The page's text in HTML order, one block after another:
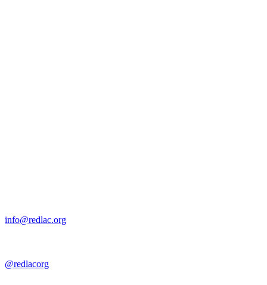
info@redlac.org
@redlacorg